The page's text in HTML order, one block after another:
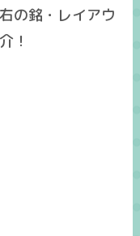
の銘・レイアウ
！